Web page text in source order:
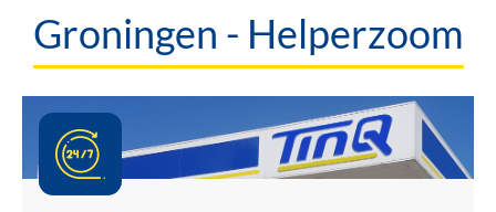
Groningen - Helperzoom